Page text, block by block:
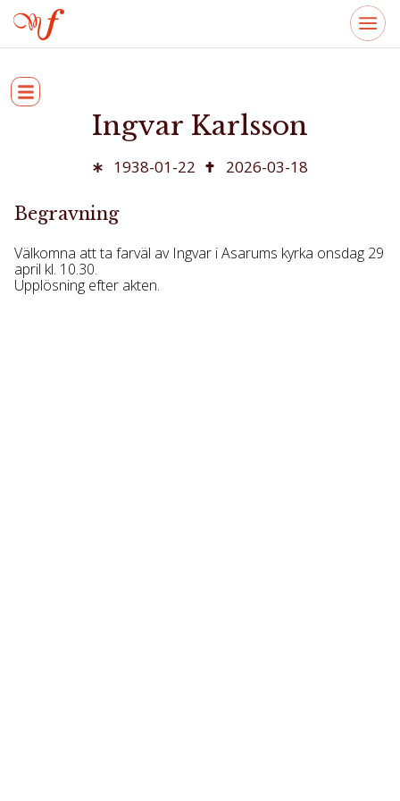
Ingvar Karlsson
1938-01-22 2026-03-18
Begravning
Välkomna att ta farväl av Ingvar i Asarums kyrka onsdag 29
april kl. 10.30.
Upplösning efter akten.